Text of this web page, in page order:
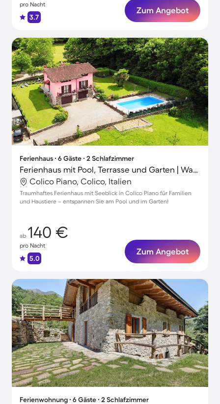
pro Nacht
3.7
Zum Angebot
Ferienhaus ∙ 6 Gäste ∙ 2 Schlafzimmer
Ferienhaus mit Pool, Terrasse und Garten | Wasserblick
Colico Piano, Colico, Italien
Traumhaftes Ferienhaus mit Seeblick in Colico Piano für Familien
und Haustiere – entspannen Sie am Pool und im Garten!
ab 140 €
pro Nacht
5.0
Zum Angebot
Ferienwohnung ∙ 6 Gäste ∙ 2 Schlafzimmer